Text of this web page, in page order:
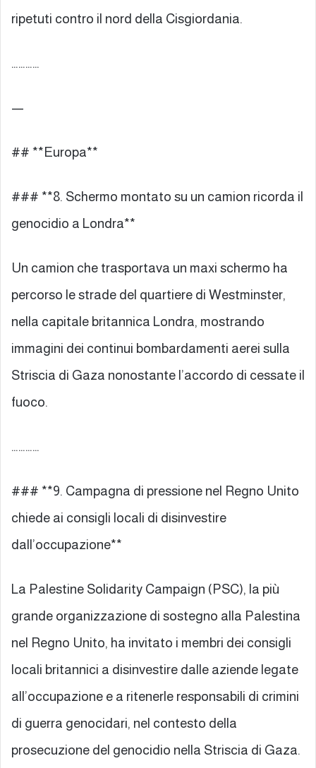
ripetuti contro il nord della Cisgiordania.
…………
—
## **Europa**
### **8. Schermo montato su un camion ricorda il
genocidio a Londra**
Un camion che trasportava un maxi schermo ha
percorso le strade del quartiere di Westminster,
nella capitale britannica Londra, mostrando
immagini dei continui bombardamenti aerei sulla
Striscia di Gaza nonostante l’accordo di cessate il
fuoco.
…………
### **9. Campagna di pressione nel Regno Unito
chiede ai consigli locali di disinvestire
dall’occupazione**
La Palestine Solidarity Campaign (PSC), la più
grande organizzazione di sostegno alla Palestina
nel Regno Unito, ha invitato i membri dei consigli
locali britannici a disinvestire dalle aziende legate
all’occupazione e a ritenerle responsabili di crimini
di guerra genocidari, nel contesto della
prosecuzione del genocidio nella Striscia di Gaza.